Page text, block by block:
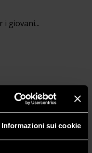
Informazioni sui cookie
i giovani...